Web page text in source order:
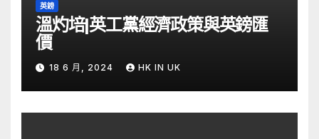
英鎊
溫灼培|英工黨經濟政策與英鎊匯
價
18 6 月, 2024 HK IN UK